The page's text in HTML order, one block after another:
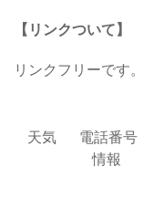
【リンクついて】
リンクフリーです。
天気 電話番号
情報